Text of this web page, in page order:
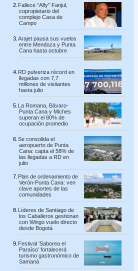
Fallece “Alfy” Fanjul,
copropietario del
complejo Casa de
Campo
Arajet pausa sus vuelos
entre Mendoza y Punta
Cana hasta octubre
RD pulveriza récord en
llegadas con 7,7
millones de visitantes
hasta julio
La Romana, Bávaro-
Punta Cana y Miches
superan el 80% de
ocupación promedio
Se consolida el
aeropuerto de Punta
Cana: capta el 58% de
las llegadas a RD en
julio
Plan de ordenamiento de
Verón-Punta Cana: ven
clave aportes de las
comunidades
Líderes de Santiago de
los Caballeros gestionan
con Wingo vuelo directo
desde Bogotá
Festival ‘Saborea el
Paraíso’ fortalecerá
turismo gastronómico de
Samaná